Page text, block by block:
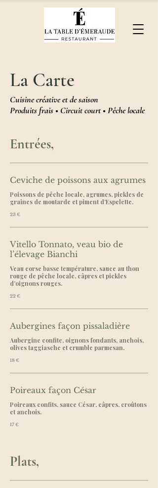
La Carte
Cuisine créative et de saison
Produits frais • Circuit court • Pêche locale
Entrées,
Ceviche de poissons aux agrumes
Poissons de pêche locale, agrumes, pickles de
graines de moutarde et piment d’Espelette.
23 €
Vitello Tonnato, veau bio de
l’élevage Bianchi
Veau corse basse température, sauce au thon
rouge de pêche locale, câpres et pickles
d’oignons rouges.
22 €
Aubergines façon pissaladière
Aubergine confite, oignons fondants, anchois,
18 €
Poireaux façon César
Poireaux confits, sauce César, câpres, croûtons
et anchois.
17 €
Plats,